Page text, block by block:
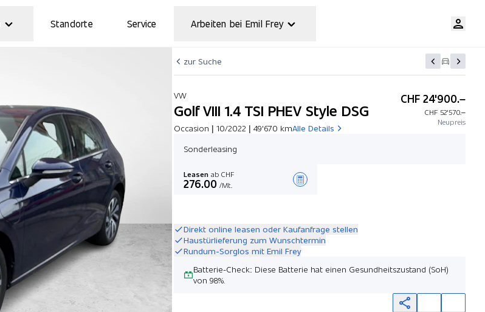
Standorte Service Arbeiten bei Emil Frey
zur Suche
VW
Golf VIII 1.4 TSI PHEV Style DSG
Occasion | 10/2022 | 49'670 kmAlle Details
CHF 24'900.–
CHF 52'570.–
Neupreis
Sonderleasing
Leasen ab CHF
276.00 /Mt.
Direkt online leasen oder Kaufanfrage stellen
Haustürlieferung zum Wunschtermin
Rundum-Sorglos mit Emil Frey
Batterie-Check: Diese Batterie hat einen Gesundheitszustand (SoH)
von 98%.